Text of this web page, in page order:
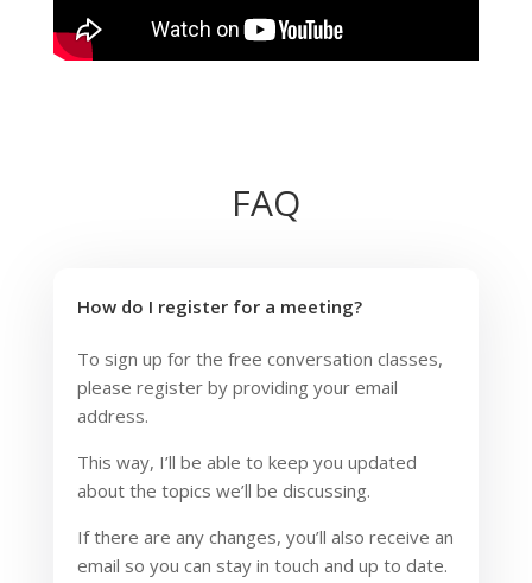
FAQ
How do I register for a meeting?
To sign up for the free conversation classes,
please register by providing your email
address.
This way, I’ll be able to keep you updated
about the topics we’ll be discussing.
If there are any changes, you’ll also receive an
email so you can stay in touch and up to date.